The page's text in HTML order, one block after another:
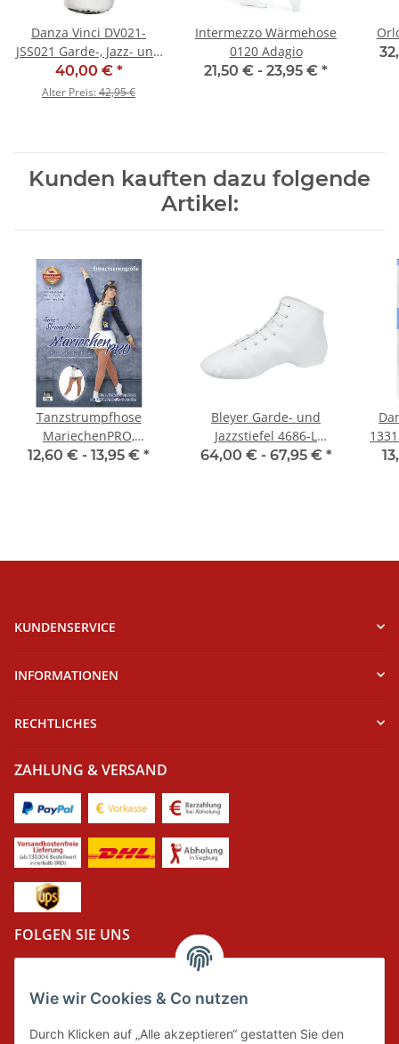
Wie wir Cookies & Co nutzen
Durch Klicken auf „Alle akzeptieren“ gestatten Sie den
Danza Vinci DV021-
JSS021 Garde-, Jazz- und
Tanzstiefel - SALE
40,00 € *
Alter Preis:42,95 €
Intermezzo Wärmehose
0120 Adagio
21,50 € - 23,95 € *
Kunden kauften dazu folgende
Artikel:
Tanzstrumpfhose
MariechenPRO,
Erwachsenengrößen,
12,60 € - 13,95 € *
Bleyer Garde- und
Jazzstiefel 4686-L
Ellington (niedriger
64,00 € - 67,95 € *
KUNDENSERVICE
INFORMATIONEN
RECHTLICHES
ZAHLUNG & VERSAND
FOLGEN SIE UNS